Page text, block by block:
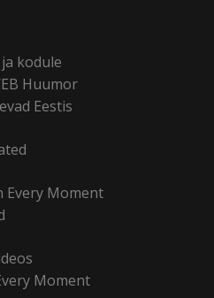
kodule
Huumor
Eestis
Every Moment
Moment